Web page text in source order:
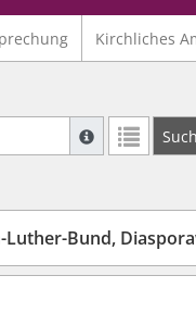
Kirchliches
Suche mit
Weitere
Diasporawerk ev.-luth.